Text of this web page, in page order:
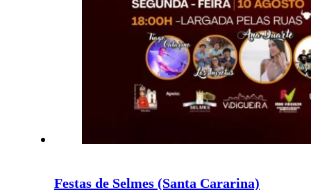
Festas de Selmes (Santa Cararina)